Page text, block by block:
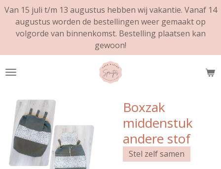
Ga
direct
naar
hoofdinhoud
Van 15 juli t/m 13 augustus hebben wij vakantie. Vanaf 14
augustus worden de bestellingen weer gemaakt op
volgorde van binnenkomst. Bestelling plaatsen kan
gewoon!
Boxzak
middenstuk
andere stof
Stel zelf samen